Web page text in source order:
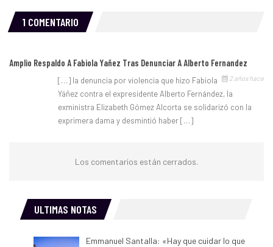
1 COMENTARIO
Amplio Respaldo A Fabiola Yañez Tras Denunciar A Alberto Fernandez
2 años hace
[…] la denuncia por violencia que hizo Fabiola
Yáñez contra el expresidente Alberto Fernández, la
exministra Elizabeth Gómez Alcorta se solidarizó con la
exprimera dama y desmintió haber […]
Los comentarios están cerrados.
ULTIMAS NOTAS
Emmanuel Santalla: «Hay que cuidar lo que